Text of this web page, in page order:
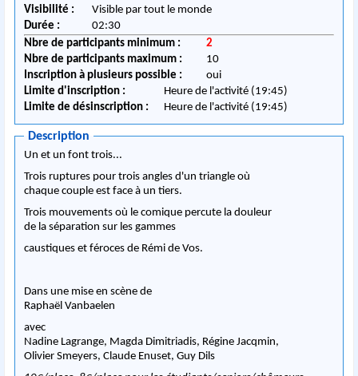
Visibilité :
Visible par tout le monde
Durée :
02:30
Nbre de participants minimum :
2
Nbre de participants maximum :
10
Inscription à plusieurs possible :
oui
Limite d'inscription :
Heure de l'activité (19:45)
Limite de désinscription :
Heure de l'activité (19:45)
Description
Un et un font trois...
Trois ruptures pour trois angles d'un triangle où
chaque couple est face à un tiers.
Trois mouvements où le comique percute la douleur
de la séparation sur les gammes
caustiques et féroces de Rémi de Vos.
Dans une mise en scène de
Raphaël Vanbaelen
avec
Nadine Lagrange, Magda Dimitriadis, Régine Jacqmin,
Olivier Smeyers, Claude Enuset, Guy Dils